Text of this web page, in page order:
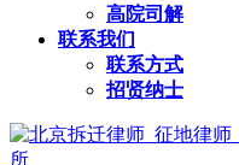
高院司解
联系我们
联系方式
招贤纳士